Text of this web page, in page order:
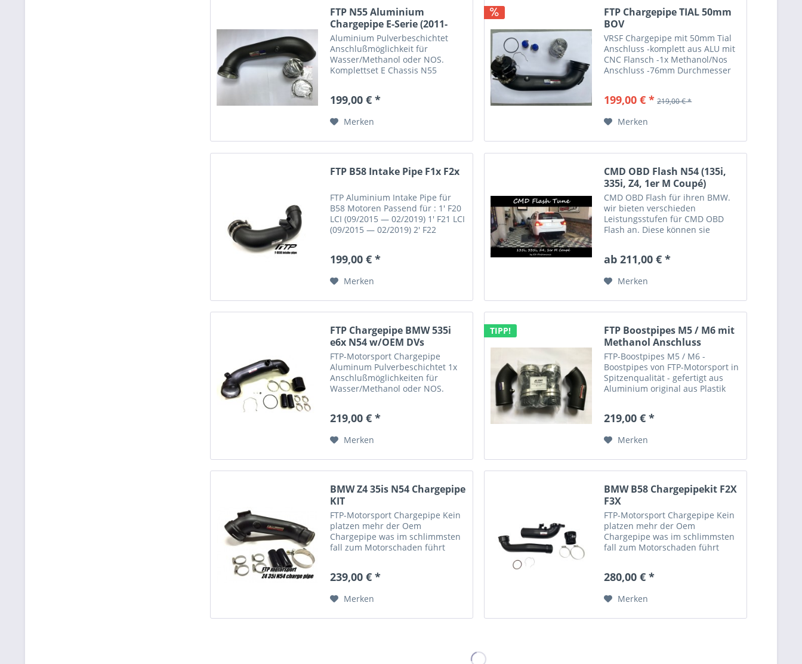
FTP N55 Aluminium
Chargepipe E-Serie (2011-
2013)
Aluminium Pulverbeschichtet
Anschlußmöglichkeit für
Wasser/Methanol oder NOS.
Komplettset E Chassis N55
2013 E88 Convertible 135i BMW 3
335ix •...
199,00 € *
Merken
FTP Chargepipe TIAL 50mm
BOV
VRSF Chargepipe mit 50mm Tial
Anschluss -komplett aus ALU mit
CNC Flansch -1x Methanol/Nos
Anschluss -76mm Durchmesser
199,00 € * 219,00 € *
Merken
FTP B58 Intake Pipe F1x F2x
FTP Aluminium Intake Pipe für
B58 Motoren Passend für : 1' F20
LCI (09/2015 — 02/2019) 1' F21 LCI
(09/2015 — 02/2019) 2' F22
(09/2015 — 06/2017) 2' F23 LCI
199,00 € *
Merken
CMD OBD Flash N54 (135i,
335i, Z4, 1er M Coupé)
CMD OBD Flash für ihren BMW.
wir bieten verschieden
Leistungsstufen für CMD OBD
Flash an. Diese können sie
oder den Datensatz einfach bei
ab 211,00 € *
Merken
FTP Chargepipe BMW 535i
e6x N54 w/OEM DVs
FTP-Motorsport Chargepipe
Aluminum Pulverbeschichtet 1x
Anschlußmöglichkeiten für
Wasser/Methanol oder NOS.
219,00 € *
Merken
TIPP!
FTP Boostpipes M5 / M6 mit
Methanol Anschluss
FTP-Boostpipes M5 / M6 -
Boostpipes von FTP-Motorsport in
Spitzenqualität - gefertigt aus
Aluminium original aus Plastik
Fahrzeugen - je pipe 1x Methanol
219,00 € *
Merken
BMW Z4 35is N54 Chargepipe
KIT
FTP-Motorsport Chargepipe Kein
platzen mehr der Oem
Chargepipe was im schlimmsten
fall zum Motorschaden führt
Anschlußmöglichkeiten für
Komplettset PnP austauschbar...
239,00 € *
Merken
BMW B58 Chargepipekit F2X
F3X
FTP-Motorsport Chargepipe Kein
platzen mehr der Oem
Chargepipe was im schlimmsten
fall zum Motorschaden führt
Anschlußmöglichkeiten für
Komplettset PnP austauschbar...
280,00 € *
Merken